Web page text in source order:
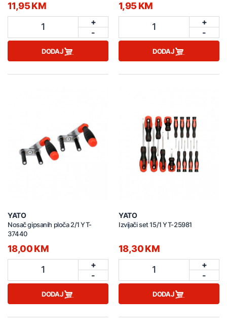
11,95 KM
1
+
-
DODAJ
1,95 KM
1
+
-
DODAJ
YATO
Nosač gipsanih ploča 2/1 YT-
37440
18,00 KM
1
+
-
DODAJ
YATO
Izvijači set 15/1 YT-25981
18,30 KM
1
+
-
DODAJ